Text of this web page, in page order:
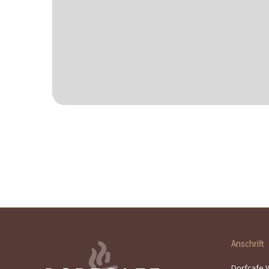
Anschrift